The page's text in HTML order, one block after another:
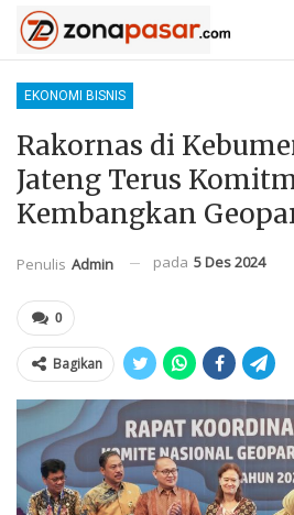
EKONOMI BISNIS
Rakornas di
Jateng Terus
Kembangkan
Penulis Admin pada 5 Des 2024
0
Bagikan